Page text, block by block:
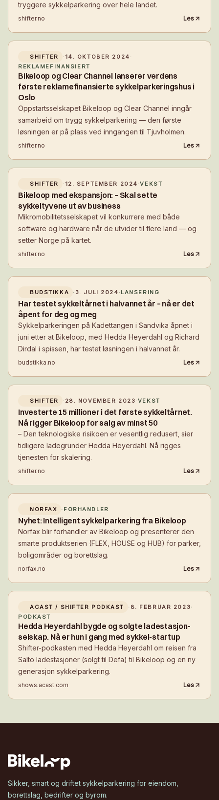
tryggere sykkelparkering over hele landet.
shifter.no Les
SHIFTER · 14. OKTOBER 2024 ·
REKLAMEFINANSIERT
Bikeloop og Clear Channel lanserer verdens
første reklamefinansierte sykkelparkeringshus i
Oslo
Oppstartsselskapet Bikeloop og Clear Channel inngår
samarbeid om trygg sykkelparkering — den første
løsningen er på plass ved inngangen til Tjuvholmen.
shifter.no Les
SHIFTER · 12. SEPTEMBER 2024 ·VEKST
Bikeloop med ekspansjon: – Skal sette
sykkeltyvene ut av business
Mikromobilitetsselskapet vil konkurrere med både
software og hardware når de utvider til flere land — og
setter Norge på kartet.
shifter.no Les
BUDSTIKKA · 3. JULI 2024 ·LANSERING
Har testet sykkeltårnet i halvannet år – nå er det
åpent for deg og meg
Sykkelparkeringen på Kadettangen i Sandvika åpnet i
juni etter at Bikeloop, med Hedda Heyerdahl og Richard
Dirdal i spissen, har testet løsningen i halvannet år.
budstikka.no Les
SHIFTER · 28. NOVEMBER 2023·VEKST
Investerte 15 millioner i det første sykkeltårnet.
Nå rigger Bikeloop for salg av minst 50
– Den teknologiske risikoen er vesentlig redusert, sier
tidligere ladegründer Hedda Heyerdahl. Nå rigges
tjenesten for skalering.
shifter.no Les
NORFAX · FORHANDLER
Nyhet: Intelligent sykkelparkering fra Bikeloop
Norfax blir forhandler av Bikeloop og presenterer den
smarte produktserien (FLEX, HOUSE og HUB) for parker,
boligområder og borettslag.
norfax.no Les
ACAST / SHIFTER PODKAST · 8. FEBRUAR 2023·
PODKAST
Hedda Heyerdahl bygde og solgte ladestasjon-
selskap. Nå er hun i gang med sykkel-startup
Shifter-podkasten med Hedda Heyerdahl om reisen fra
Salto ladestasjoner (solgt til Defa) til Bikeloop og en ny
generasjon sykkelparkering.
shows.acast.com Les
Sikker, smart og driftet sykkelparkering for eiendom,
borettslag, bedrifter og byrom.